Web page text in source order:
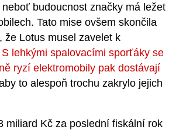
budoucnost značky má ležet
Tato mise ovšem skončila
že Lotus musel zavelet k
S lehkými spalovacími sporťáky se
ryzí elektromobily pak dostávají
to alespoň trochu zakrylo jejich
miliard Kč za poslední fiskální rok